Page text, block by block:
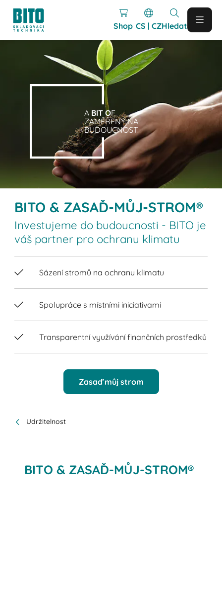
Shop CS | CZHledat
A BIT OF
ZAMĚŘENÝ NA
BUDOUCNOST.
BITO & ZASAĎ-MŮJ-STROM®
Investujeme do budoucnosti - BITO je
váš partner pro ochranu klimatu
Sázení stromů na ochranu klimatu
Spolupráce s místními iniciativami
Transparentní využívání finančních prostředků
Zasaď můj strom
Udržitelnost
BITO & ZASAĎ-MŮJ-STROM®